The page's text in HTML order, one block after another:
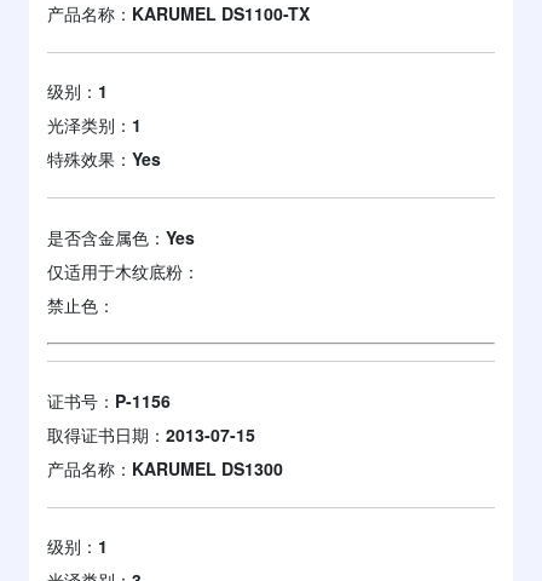
产品名称： KARUMEL DS1100-TX
级别： 1
光泽类别： 1
特殊效果： Yes
是否含金属色： Yes
仅适用于木纹底粉：
禁止色：
证书号： P-1156
取得证书日期： 2013-07-15
产品名称： KARUMEL DS1300
级别： 1